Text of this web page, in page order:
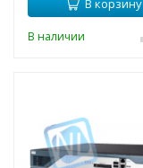
В корзину
В наличии